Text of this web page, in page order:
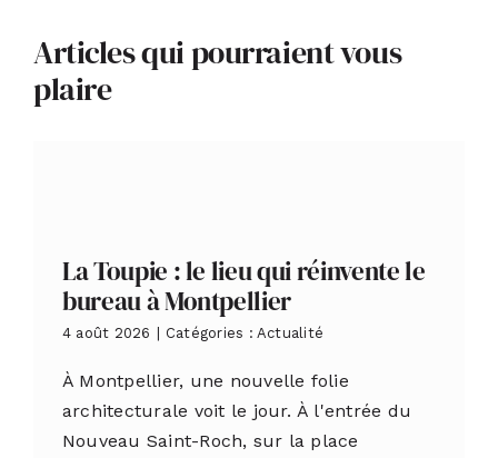
Articles qui pourraient vous
plaire
La Toupie : le lieu qui réinvente le
bureau à Montpellier
4 août 2026 | Catégories : Actualité
À Montpellier, une nouvelle folie
architecturale voit le jour. À l'entrée du
Nouveau Saint-Roch, sur la place